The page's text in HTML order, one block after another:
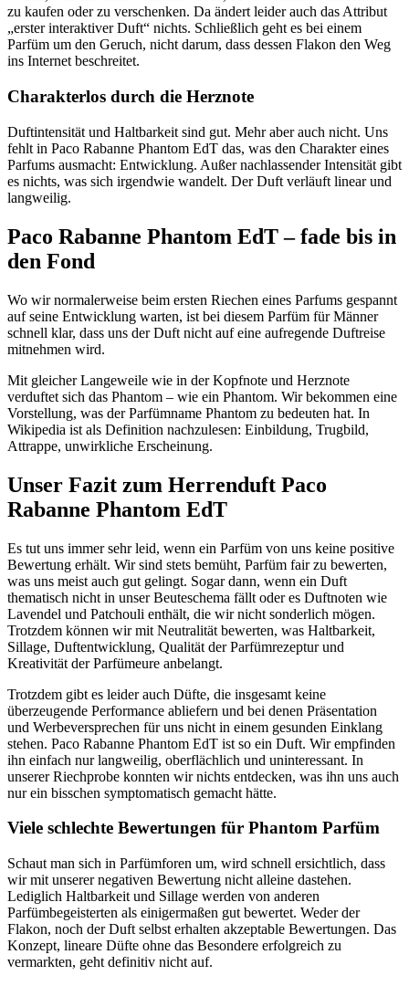
zu kaufen oder zu verschenken. Da ändert leider auch das Attribut
„erster interaktiver Duft“ nichts. Schließlich geht es bei einem
Parfüm um den Geruch, nicht darum, dass dessen Flakon den Weg
ins Internet beschreitet.
Charakterlos durch die Herznote
Duftintensität und Haltbarkeit sind gut. Mehr aber auch nicht. Uns
fehlt in Paco Rabanne Phantom EdT das, was den Charakter eines
Parfums ausmacht: Entwicklung. Außer nachlassender Intensität gibt
es nichts, was sich irgendwie wandelt. Der Duft verläuft linear und
langweilig.
Paco Rabanne Phantom EdT – fade bis in
den Fond
Wo wir normalerweise beim ersten Riechen eines Parfums gespannt
auf seine Entwicklung warten, ist bei diesem Parfüm für Männer
schnell klar, dass uns der Duft nicht auf eine aufregende Duftreise
mitnehmen wird.
Mit gleicher Langeweile wie in der Kopfnote und Herznote
verduftet sich das Phantom – wie ein Phantom. Wir bekommen eine
Vorstellung, was der Parfümname Phantom zu bedeuten hat. In
Wikipedia ist als Definition nachzulesen: Einbildung, Trugbild,
Attrappe, unwirkliche Erscheinung.
Unser Fazit zum Herrenduft Paco
Rabanne Phantom EdT
Es tut uns immer sehr leid, wenn ein Parfüm von uns keine positive
Bewertung erhält. Wir sind stets bemüht, Parfüm fair zu bewerten,
was uns meist auch gut gelingt. Sogar dann, wenn ein Duft
thematisch nicht in unser Beuteschema fällt oder es Duftnoten wie
Lavendel und Patchouli enthält, die wir nicht sonderlich mögen.
Trotzdem können wir mit Neutralität bewerten, was Haltbarkeit,
Sillage, Duftentwicklung, Qualität der Parfümrezeptur und
Kreativität der Parfümeure anbelangt.
Trotzdem gibt es leider auch Düfte, die insgesamt keine
überzeugende Performance abliefern und bei denen Präsentation
und Werbeversprechen für uns nicht in einem gesunden Einklang
stehen. Paco Rabanne Phantom EdT ist so ein Duft. Wir empfinden
ihn einfach nur langweilig, oberflächlich und uninteressant. In
unserer Riechprobe konnten wir nichts entdecken, was ihn uns auch
nur ein bisschen symptomatisch gemacht hätte.
Viele schlechte Bewertungen für Phantom Parfüm
Schaut man sich in Parfümforen um, wird schnell ersichtlich, dass
wir mit unserer negativen Bewertung nicht alleine dastehen.
Lediglich Haltbarkeit und Sillage werden von anderen
Parfümbegeisterten als einigermaßen gut bewertet. Weder der
Flakon, noch der Duft selbst erhalten akzeptable Bewertungen. Das
Konzept, lineare Düfte ohne das Besondere erfolgreich zu
vermarkten, geht definitiv nicht auf.